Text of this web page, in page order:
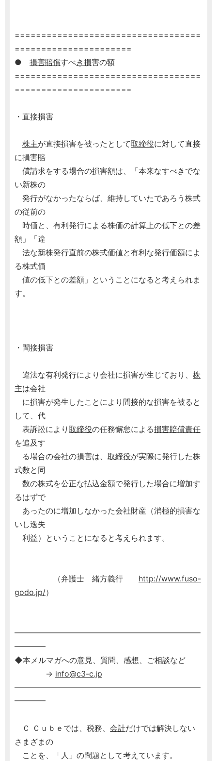
===================================
======================
● 損害賠償すべき損害の額
===================================
======================
・直接損害
株主が直接損害を被ったとして取締役に対して直接
に損害賠
償請求をする場合の損害額は、「本来なすべきでな
い新株の
発行がなかったならば、維持していたであろう株式
の従前の
時価と、有利発行による株価の計算上の低下との差
額」「違
法な新株発行直前の株式価値と有利な発行価額によ
る株式価
値の低下との差額」ということになると考えられま
す。
・間接損害
違法な有利発行により会社に損害が生じており、 株
主は会社
に損害が発生したことにより間接的な損害を被ると
して、代
表訴訟により 取締役の任務懈怠による損害賠償責任
を追及す
る場合の会社の損害は、 取締役が実際に発行した株
式数と同
数の株式を公正な払込金額で発行した場合に増加す
るはずで
あったのに増加しなかった会社財産（消極的損害な
いし逸失
利益）ということになると考えられます。
（弁護士 緒方義行 http://www.fuso-
godo.jp/）
━━━━━━━━━━━━━━━━━━━━━━━━
━━━━
◆本メルマガへの意見、質問、感想、ご相談など
→ info@c3-c.jp
━━━━━━━━━━━━━━━━━━━━━━━━
━━━━
Ｃ Ｃｕｂｅでは、税務、 会計だけでは解決しない
さまざまの
ことを、「人」の問題として考えています。